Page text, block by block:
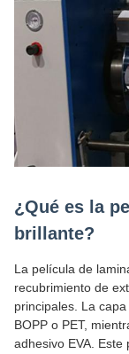
¿Qué es la
brillante?
La película de
recubrimiento de
principales. La
BOPP o PET,
adhesivo EVA.